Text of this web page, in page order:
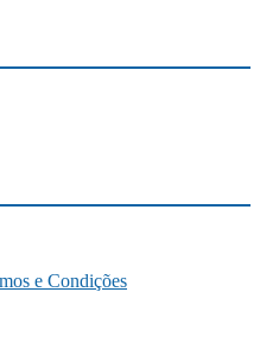
e Condições